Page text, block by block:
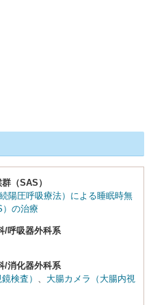
（SAS）
陽圧呼吸療法）による睡眠時無
）の治療
/呼吸器外科系
/消化器外科系
検査）
大腸カメラ（大腸内視